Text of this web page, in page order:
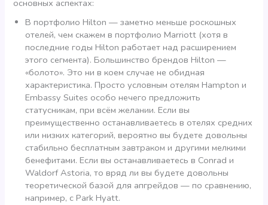
основных аспектах:
В портфолио Hilton — заметно меньше роскошных
отелей, чем скажем в портфолио Marriott (хотя в
последние годы Hilton работает над расширением
этого сегмента). Большинство брендов Hilton —
«болото». Это ни в коем случае не обидная
характеристика. Просто условным отелям Hampton и
Embassy Suites особо нечего предложить
статусникам, при всём желании. Если вы
преимущественно останавливаетесь в отелях средних
или низких категорий, вероятно вы будете довольны
стабильно бесплатным завтраком и другими мелкими
бенефитами. Если вы останавливаетесь в Conrad и
Waldorf Astoria, то вряд ли вы будете довольны
теоретической базой для апгрейдов — по сравнению,
например, с Park Hyatt.